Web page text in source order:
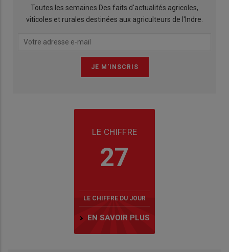
Toutes les semaines Des faits d'actualités agricoles,
viticoles et rurales destinées aux agriculteurs de l'Indre.
LE CHIFFRE
27
LE CHIFFRE DU JOUR
EN SAVOIR PLUS